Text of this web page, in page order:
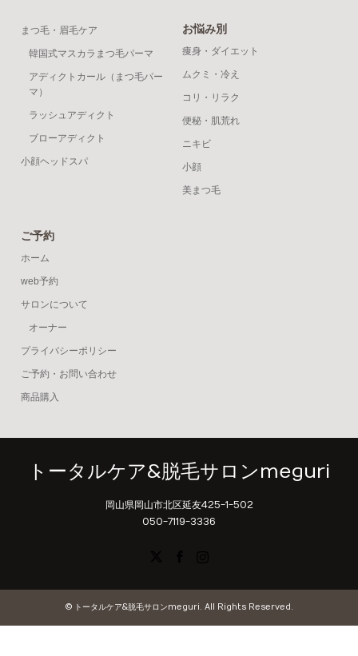
まつ毛・眉毛ケア
韓国式マスカラまつ毛パーマ
アディクトカール（まつ毛パー
マ）
ラッシュアディクト
ブローアディクト
小顔ヘッドスパ
お悩み別
痩身・ダイエット
ムクミ・冷え
コリ・リラク
便秘・肌荒れ
ニキビ
小顔
美まつ毛
ご予約
ホーム
web予約
サロンについて
オーナー
プライバシーポリシー
ご予約・お問い合わせ
商品購入
トータルケア&脱毛サロンmeguri
岡山県岡山市北区延友425-1-502
050-7119-3336
© トータルケア&脱毛サロンmeguri. All Rights Reserved.